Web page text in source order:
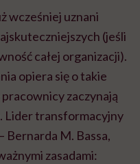
wcześniej uznani
(jeśli
całej organizacji).
opiera się o takie
zaczynają
Lider transformacyjny
M. Bassa,
zasadami: